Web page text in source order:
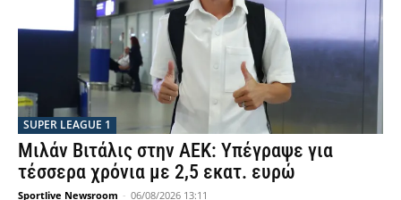
SUPER LEAGUE 1
Μιλάν Βιτάλις στην ΑΕΚ: Υπέγραψε για
τέσσερα χρόνια με 2,5 εκατ. ευρώ
Sportlive Newsroom - 06/08/2026 13:11